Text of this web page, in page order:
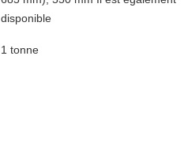
disponible
1 tonne